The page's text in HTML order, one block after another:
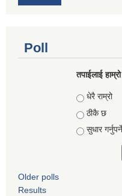
Poll
तपाईलाई
Choices
धेरै राम्रो
ठीकै छ
सुधार
Older polls
Results